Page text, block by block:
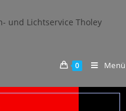
0 Menü